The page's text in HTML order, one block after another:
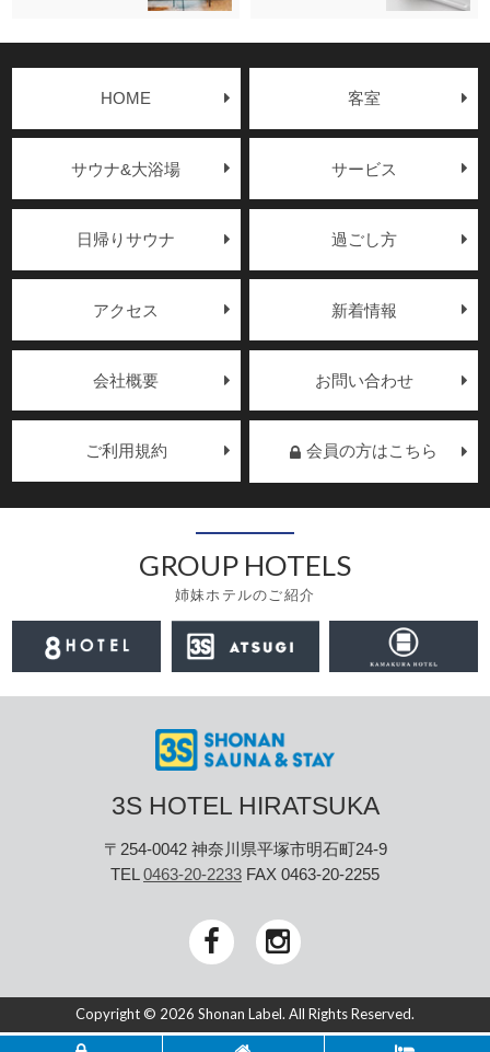
HOME 客室
サウナ&大浴場 サービス
日帰りサウナ 過ごし方
アクセス 新着情報
会社概要 お問い合わせ
ご利用規約 会員の方はこちら
GROUP HOTELS
姉妹ホテルのご紹介
3S HOTEL HIRATSUKA
〒254-0042 神奈川県平塚市明石町24-9
TEL 0463-20-2233 FAX 0463-20-2255
Copyright © 2026 Shonan Label. All Rights Reserved.